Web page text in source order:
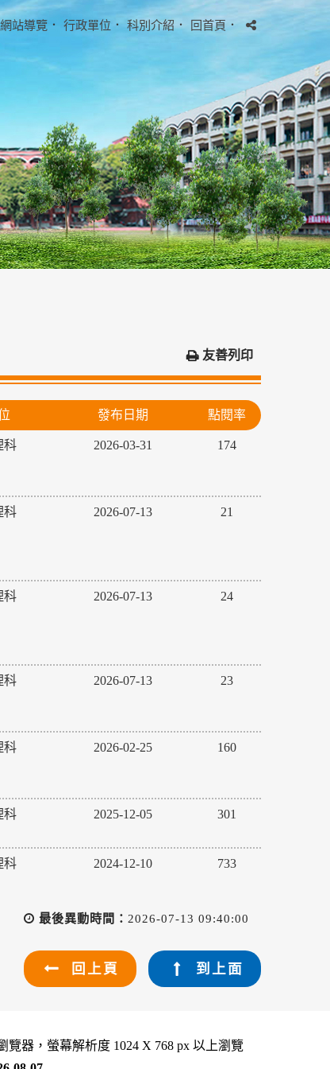
網站導覽 ． 行政單位 ． 科別介紹． 回首頁．
友善列印
發布日期 點閱率
科 2026-03-31 174
科 2026-07-13 21
科 2026-07-13 24
科 2026-07-13 23
科 2026-02-25 160
科 2025-12-05 301
科 2024-12-10 733
最後異動時間： 2026-07-13 09:40:00
回上頁 到上面
覽器，螢幕解析度 1024 X 768 px 以上瀏覽